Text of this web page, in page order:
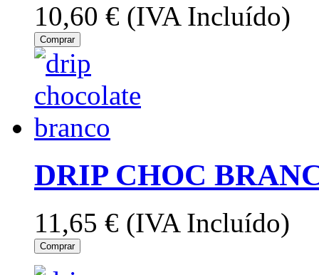
10,60 € (IVA Incluído)
Comprar
DRIP CHOC
11,65 € (IVA Incluído)
Comprar